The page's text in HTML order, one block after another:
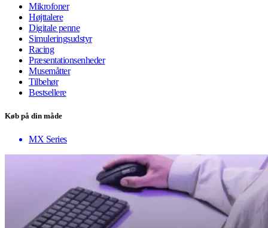
Mikrofoner
Højttalere
Digitale penne
Simuleringsudstyr
Racing
Præsentationsenheder
Musemåtter
Tilbehør
Bestsellere
Køb på din måde
MX Series